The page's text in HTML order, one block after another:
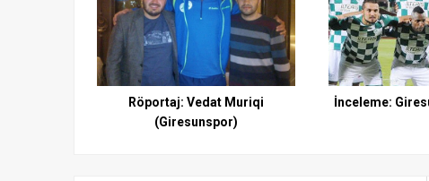
Röportaj: Vedat Muriqi
(Giresunspor)
İnceleme: